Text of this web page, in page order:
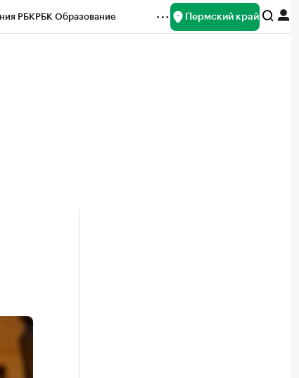
РБКРБК Образование Пермский край